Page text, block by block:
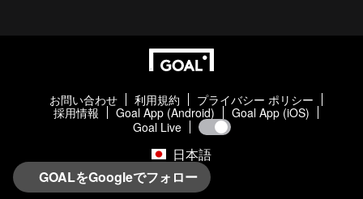
お問い合わせ 利用規約
プライバシー ポリシー
採用情報
Goal App (Android)
Goal App (iOS)
Goal Live
日本語
GOALをGoogleでフォロー